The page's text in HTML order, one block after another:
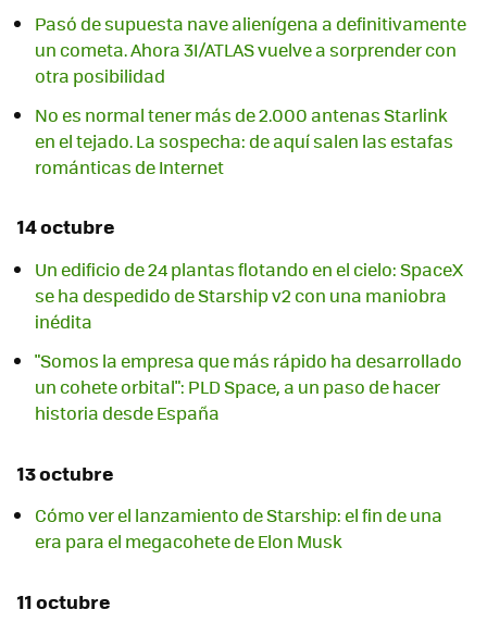
Pasó de supuesta nave alienígena a definitivamente
un cometa. Ahora 3I/ATLAS vuelve a sorprender con
otra posibilidad
No es normal tener más de 2.000 antenas Starlink
en el tejado. La sospecha: de aquí salen las estafas
románticas de Internet
14 octubre
Un edificio de 24 plantas flotando en el cielo: SpaceX
se ha despedido de Starship v2 con una maniobra
inédita
"Somos la empresa que más rápido ha desarrollado
un cohete orbital": PLD Space, a un paso de hacer
historia desde España
13 octubre
Cómo ver el lanzamiento de Starship: el fin de una
era para el megacohete de Elon Musk
11 octubre